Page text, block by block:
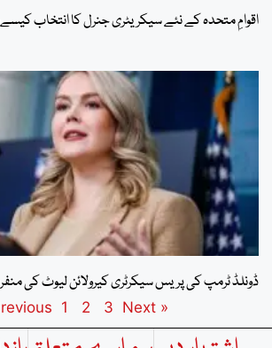
اقوامِ متحدہ کے نئے سیکریٹری جنرل کا انتخاب
ڈونلڈ ٹرمپ کی پریس سیکرٹری کیرولائن لیوٹ کی
« Previous
1 2 3 Next »